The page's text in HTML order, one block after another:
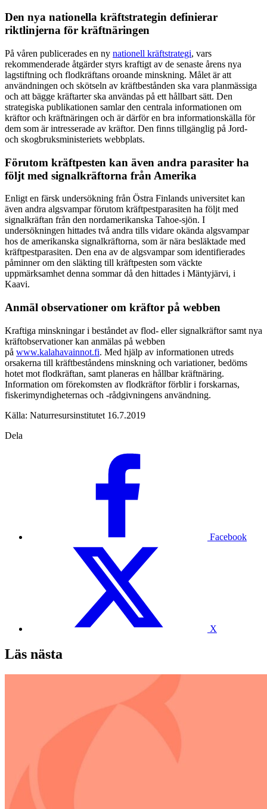
Den nya nationella kräftstrategin definierar
riktlinjerna för kräftnäringen
På våren publicerades en ny nationell kräftstrategi, vars
rekommenderade åtgärder styrs kraftigt av de senaste årens nya
lagstiftning och flodkräftans oroande minskning. Målet är att
användningen och skötseln av kräftbestånden ska vara planmässiga
och att bägge kräftarter ska användas på ett hållbart sätt. Den
strategiska publikationen samlar den centrala informationen om
kräftor och kräftnäringen och är därför en bra informationskälla för
dem som är intresserade av kräftor. Den finns tillgänglig på Jord-
och skogbruksministeriets webbplats.
Förutom kräftpesten kan även andra parasiter ha
följt med signalkräftorna från Amerika
Enligt en färsk undersökning från Östra Finlands universitet kan
även andra algsvampar förutom kräftpestparasiten ha följt med
signalkräftan från den nordamerikanska Tahoe-sjön. I
undersökningen hittades två andra tills vidare okända algsvampar
hos de amerikanska signalkräftorna, som är nära besläktade med
kräftpestparasiten. Den ena av de algsvampar som identifierades
påminner om den släkting till kräftpesten som väckte
uppmärksamhet denna sommar då den hittades i Mäntyjärvi, i
Kaavi.
Anmäl observationer om kräftor på webben
Kraftiga minskningar i beståndet av flod- eller signalkräftor samt nya
kräftobservationer kan anmälas på webben
på www.kalahavainnot.fi. Med hjälp av informationen utreds
orsakerna till kräftbeståndens minskning och variationer, bedöms
hotet mot flodkräftan, samt planeras en hållbar kräftnäring.
Information om förekomsten av flodkräftor förblir i forskarnas,
fiskerimyndigheternas och -rådgivningens användning.
Källa: Naturresursinstitutet 16.7.2019
Dela
Facebook
X
Läs nästa